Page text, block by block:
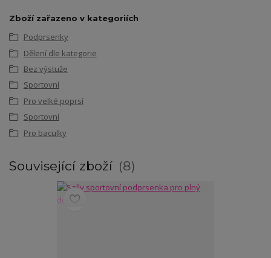
Zboží zařazeno v kategoriích
Podprsenky
Dělení dle kategorie
Bez výstuže
Sportovní
Pro velké poprsí
Sportovní
Pro baculky
Související zboží 8